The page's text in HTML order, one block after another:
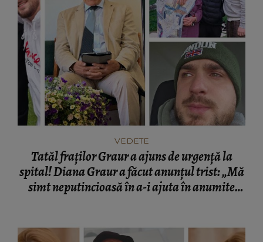
VEDETE
Tatăl fraților Graur a ajuns de urgență la
spital! Diana Graur a făcut anunțul trist: „Mă
simt neputincioasă în a-i ajuta în anumite